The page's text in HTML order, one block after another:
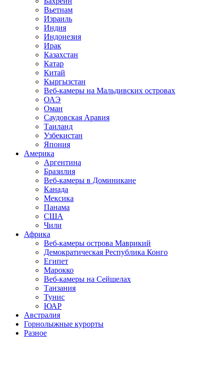
Вьетнам
Израиль
Индия
Индонезия
Ирак
Казахстан
Катар
Китай
Кыргызстан
Веб-камеры на Мальдивских островах
ОАЭ
Оман
Саудовская Аравия
Таиланд
Узбекистан
Япония
Америка
Аргентина
Бразилия
Веб-камеры в Доминикане
Канада
Мексика
Панама
США
Чили
Африка
Веб-камеры острова Маврикий
Демократическая Республика Конго
Египет
Марокко
Веб-камеры на Сейшелах
Танзания
Тунис
ЮАР
Австралия
Горнолыжные курорты
Разное